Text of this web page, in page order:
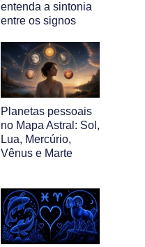
entenda a sintonia
entre os signos
Planetas pessoais
no Mapa Astral: Sol,
Lua, Mercúrio,
Vênus e Marte